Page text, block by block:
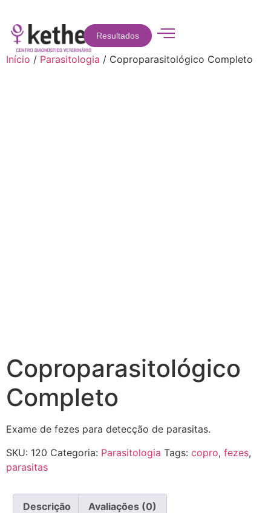
Resultados
Início / Parasitologia / Coproparasitológico Completo
Coproparasitológico
Completo
Exame de fezes para detecção de parasitas.
SKU: 120 Categoria: Parasitologia Tags: copro, fezes,
parasitas
Descrição Avaliações (0)